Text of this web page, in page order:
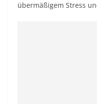
übermäßigem Stress